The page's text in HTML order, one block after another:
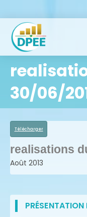
30/06/
Télécharger
realisations
Août 2013
PRÉSENTATION